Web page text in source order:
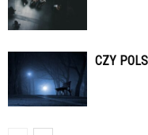
CZY